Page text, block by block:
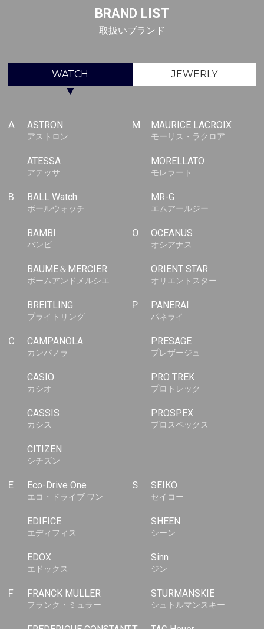
BRAND LIST
取扱いブランド
WATCH JEWERLY
▼
A ASTRON
アストロン
ATESSA
アテッサ
B BALL Watch
ボールウォッチ
BAMBI
バンビ
BAUME＆MERCIER
ボームアンドメルシエ
BREITLING
ブライトリング
C CAMPANOLA
カンパノラ
CASIO
カシオ
CASSIS
カシス
CITIZEN
シチズン
E Eco-Drive One
エコ・ドライブ ワン
EDIFICE
エディフィス
EDOX
エドックス
F FRANCK MULLER
フランク・ミュラー
M MAURICE LACROIX
モーリス・ラクロア
MORELLATO
モレラート
MR-G
エムアールジー
O OCEANUS
オシアナス
ORIENT STAR
オリエントスター
P PANERAI
パネライ
PRESAGE
プレザージュ
PRO TREK
プロトレック
PROSPEX
プロスペックス
S SEIKO
セイコー
SHEEN
シーン
Sinn
ジン
STURMANSKIE
シュトルマンスキー